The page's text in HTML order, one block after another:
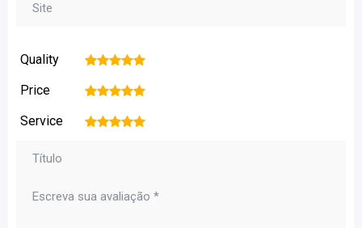
Quality 5
4
3
2
Price 5
4
3
2
Service 5
4
3
2